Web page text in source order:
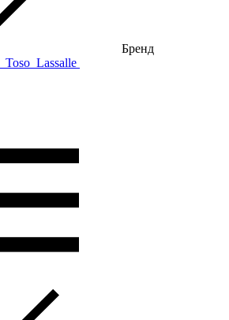
Бренд
Toso Lassalle